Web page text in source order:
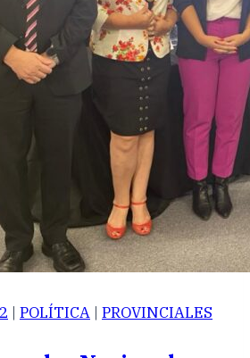
| POLÍTICA | PROVINCIALES